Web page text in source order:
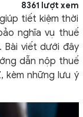
8361 lượt xem
tiết kiệm thời
nghĩa vụ thuế
Bài viết dưới đây
dẫn nộp thuế
kèm những lưu ý